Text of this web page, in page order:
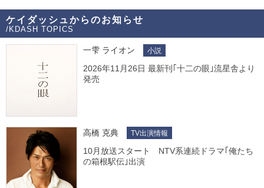
ケイダッシュからのお知らせ
/KDASH TOPICS
一雫 ライオン 小説
2026年11月26日 最新刊｢十二の眼｣流星舎より
発売
高橋 克典 TV出演情報
10月放送スタート NTV系連続ドラマ｢俺たち
の箱根駅伝｣出演